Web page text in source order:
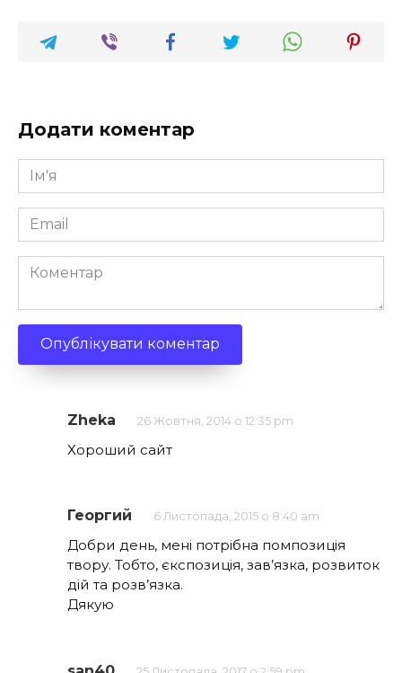
Додати коментар
Ім'я
*
Email
*
Коментар
Zheka 26 Жовтня, 2014 о 12:35 pm
Хороший сайт
Георгий 6 Листопада, 2015 о 8:40 am
Добри день, мені потрібна помпозиція
твору. Тобто, єкспозиція, зав’язка, розвиток
дій та розв’язка.
Дякую